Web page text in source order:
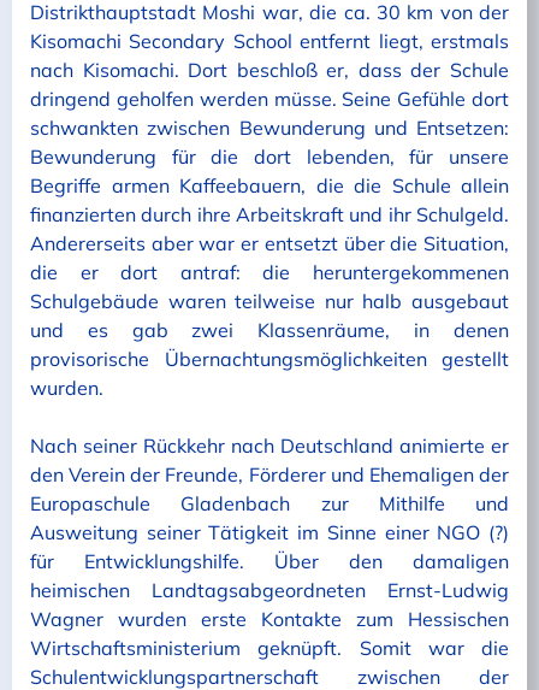
Distrikthauptstadt Moshi war, die ca. 30 km von der
Kisomachi Secondary School entfernt liegt, erstmals
nach Kisomachi. Dort beschloß er, dass der Schule
dringend geholfen werden müsse. Seine Gefühle dort
schwankten zwischen Bewunderung und Entsetzen:
Bewunderung für die dort lebenden, für unsere
Begriffe armen Kaffeebauern, die die Schule allein
finanzierten durch ihre Arbeitskraft und ihr Schulgeld.
Andererseits aber war er entsetzt über die Situation,
die er dort antraf: die heruntergekommenen
Schulgebäude waren teilweise nur halb ausgebaut
und es gab zwei Klassenräume, in denen
provisorische Übernachtungsmöglichkeiten gestellt
wurden.
Nach seiner Rückkehr nach Deutschland animierte er
den Verein der Freunde, Förderer und Ehemaligen der
Europaschule Gladenbach zur Mithilfe und
Ausweitung seiner Tätigkeit im Sinne einer NGO (?)
für Entwicklungshilfe. Über den damaligen
heimischen Landtagsabgeordneten Ernst-Ludwig
Wagner wurden erste Kontakte zum Hessischen
Wirtschaftsministerium geknüpft. Somit war die
Schulentwicklungspartnerschaft zwischen der